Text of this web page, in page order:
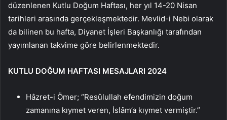
düzenlenen Kutlu Doğum Haftası, her yıl 14-20 Nisan
tarihleri arasında gerçekleşmektedir. Mevlid-i Nebi olarak
da bilinen bu hafta, Diyanet İşleri Başkanlığı tarafından
yayımlanan takvime göre belirlenmektedir.
KUTLU DOĞUM HAFTASI MESAJLARI 2024
Hâzret-i Ömer; “Resûlullah efendimizin doğum
zamanına kıymet veren, İslâm’a kıymet vermiştir.”